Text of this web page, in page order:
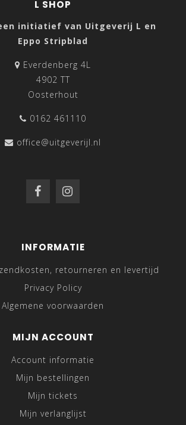
L SHOP
een initiatief van Uitgeverij L en
Eppo Stripblad
Everdenberg 4L
4902 TT
Oosterhout
0162 461110
office@uitgeverijl.nl
INFORMATIE
retourneren en levertijd
Privacy Policy
Algemene voorwaarden
MIJN ACCOUNT
Account informatie
Mijn bestellingen
Mijn tickets
Mijn verlanglijst